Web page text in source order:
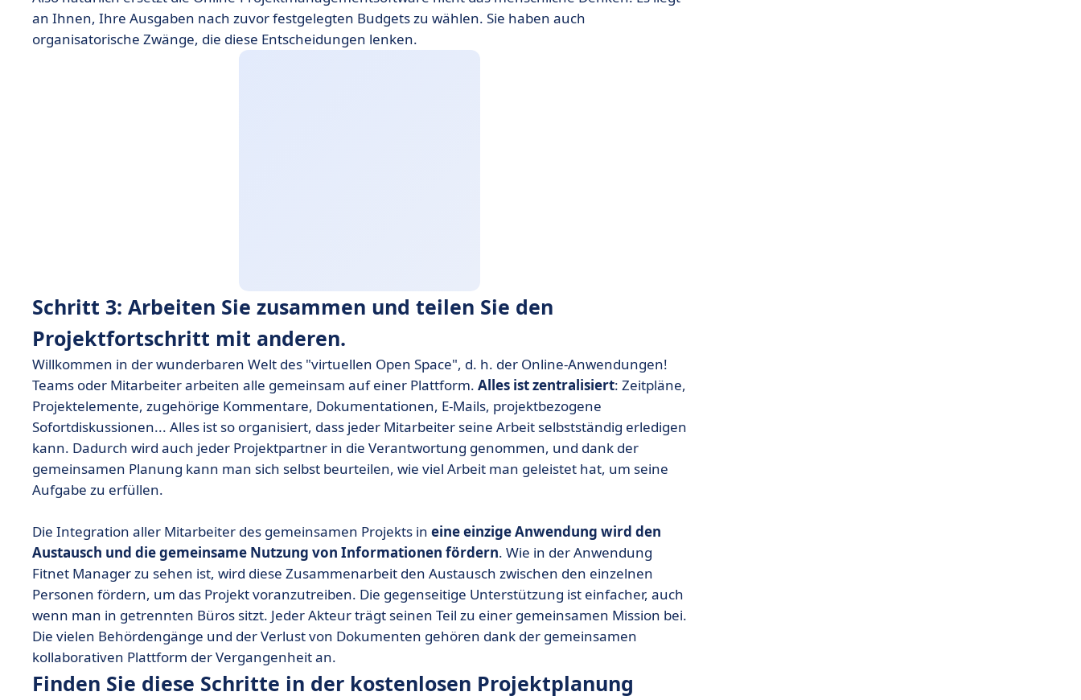
an Ihnen, Ihre Ausgaben nach zuvor festgelegten Budgets zu wählen. Sie haben auch
organisatorische Zwänge, die diese Entscheidungen lenken.
Schritt 3: Arbeiten Sie zusammen und teilen Sie den
Projektfortschritt mit anderen.
Willkommen in der wunderbaren Welt des "virtuellen Open Space", d. h. der Online-Anwendungen!
Teams oder Mitarbeiter arbeiten alle gemeinsam auf einer Plattform. Alles ist zentralisiert: Zeitpläne,
Projektelemente, zugehörige Kommentare, Dokumentationen, E-Mails, projektbezogene
Sofortdiskussionen... Alles ist so organisiert, dass jeder Mitarbeiter seine Arbeit selbstständig erledigen
kann. Dadurch wird auch jeder Projektpartner in die Verantwortung genommen, und dank der
gemeinsamen Planung kann man sich selbst beurteilen, wie viel Arbeit man geleistet hat, um seine
Aufgabe zu erfüllen.
Die Integration aller Mitarbeiter des gemeinsamen Projekts in eine einzige Anwendung wird den
Austausch und die gemeinsame Nutzung von Informationen fördern. Wie in der Anwendung
Fitnet Manager zu sehen ist, wird diese Zusammenarbeit den Austausch zwischen den einzelnen
Personen fördern, um das Projekt voranzutreiben. Die gegenseitige Unterstützung ist einfacher, auch
wenn man in getrennten Büros sitzt. Jeder Akteur trägt seinen Teil zu einer gemeinsamen Mission bei.
Die vielen Behördengänge und der Verlust von Dokumenten gehören dank der gemeinsamen
kollaborativen Plattform der Vergangenheit an.
Finden Sie diese Schritte in der kostenlosen Projektplanung